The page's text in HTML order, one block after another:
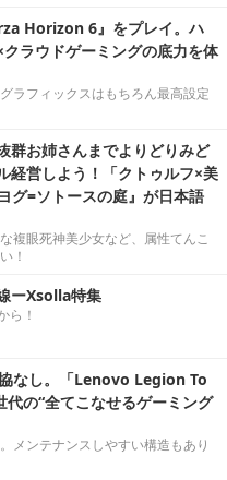
Horizon 6』をプレイ。ハ
ラウドゲーミングの底力を体
ラフィックスはもちろん最高設定
群お姉さんまでよりどりみど
経営しよう！「クトゥルフ×美
グ=ソトースの庭』が日本語
複眼死神美少女など、属性てんこ
！
ーXsolla特集
ら！
なし。「Lenovo Legion To
の“全てこなせるゲーミング
メンテナンスしやすい構造もあり